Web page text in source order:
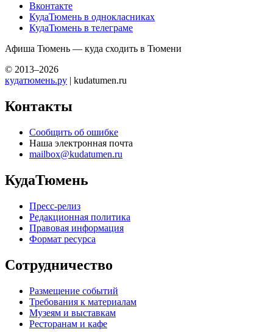
Вконтакте
КудаТюмень в однокласниках
КудаТюмень в телеграме
Афиша Тюмень — куда сходить в Тюмени
© 2013–2026
кудатюмень.ру | kudatumen.ru
Контакты
Сообщить об ошибке
Наша электронная почта
mailbox@kudatumen.ru
КудаТюмень
Пресс-релиз
Редакционная политика
Правовая информация
Формат ресурса
Сотрудничество
Размещение событий
Требования к материалам
Музеям и выставкам
Ресторанам и кафе